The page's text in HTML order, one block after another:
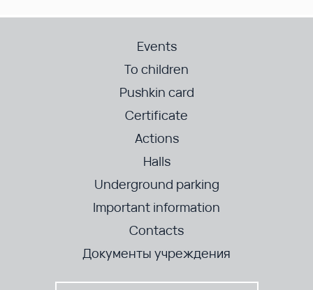
Events
To children
Pushkin card
Certificate
Actions
Halls
Underground parking
Important information
Contacts
Документы учреждения